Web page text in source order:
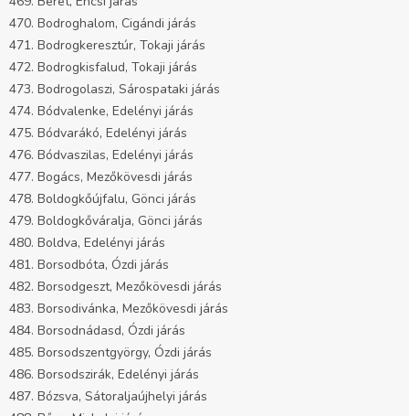
470. Bodroghalom, Cigándi járás
471. Bodrogkeresztúr, Tokaji járás
472. Bodrogkisfalud, Tokaji járás
473. Bodrogolaszi, Sárospataki járás
474. Bódvalenke, Edelényi járás
475. Bódvarákó, Edelényi járás
476. Bódvaszilas, Edelényi járás
477. Bogács, Mezőkövesdi járás
478. Boldogkőújfalu, Gönci járás
479. Boldogkőváralja, Gönci járás
480. Boldva, Edelényi járás
481. Borsodbóta, Ózdi járás
482. Borsodgeszt, Mezőkövesdi járás
483. Borsodivánka, Mezőkövesdi járás
484. Borsodnádasd, Ózdi járás
485. Borsodszentgyörgy, Ózdi járás
486. Borsodszirák, Edelényi járás
487. Bózsva, Sátoraljaújhelyi járás